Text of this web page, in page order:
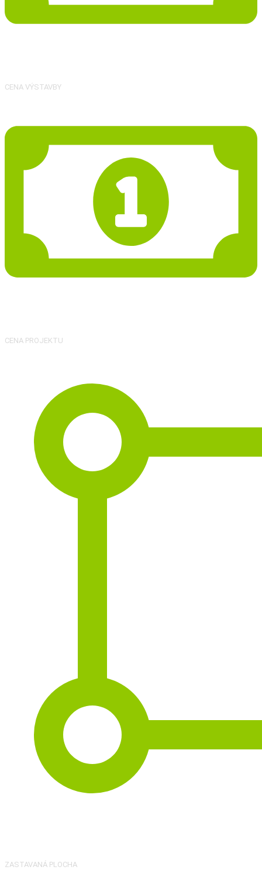
CENA VÝSTAVBY
CENA PROJEKTU
ZASTAVANÁ PLOCHA